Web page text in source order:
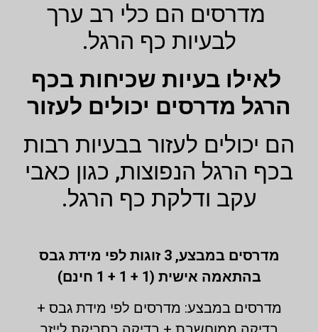
מדרסים הם כלי רב ערך
לבעיות כף הרגל.
לאילו בעיות שכיחות בכף
הרגל מדרסים יכולים לעזור
הם יכולים לעזור בבעיות רבות
בכף הרגל הנפוצות, כגון כאבי
עקב ודלקת כף הרגל.
מדרסים במבצע,
3 זוגות לפי מידת גבס
בהתאמה אישית (1 + 1 + 1 חינם)
מדרסים במבצע: מדרסים לפי מידת גבס +